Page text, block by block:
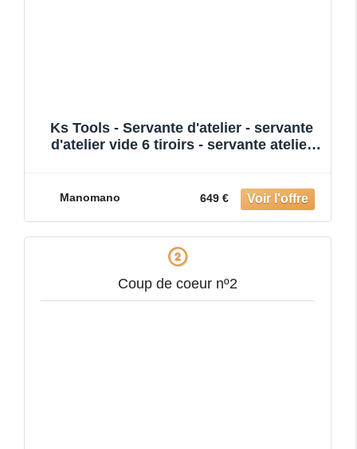
Ks Tools - Servante d'atelier - servante
d'atelier vide 6 tiroirs - servante atelier
Manomano 649 €
Coup de coeur nº2